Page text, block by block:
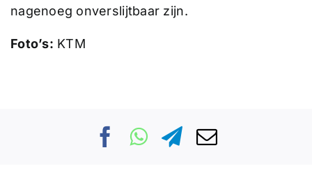
nagenoeg onverslijtbaar zijn.
Foto’s: KTM